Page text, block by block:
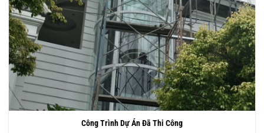
Công Trình Dự Án Đã Thi Công